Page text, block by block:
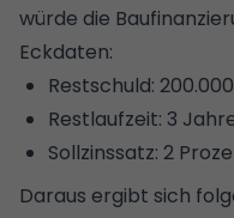
würde die
Eckdaten:
Restschuld:
Restlaufzeit: 3
Sollzinssatz: 2
Daraus ergibt sich